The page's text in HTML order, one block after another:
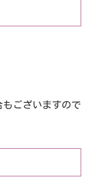
ございますので